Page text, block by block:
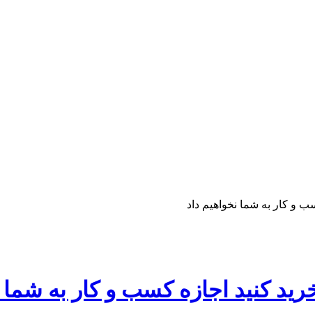
و کار به شما نخواهیم داد
کنید اجازه کسب و کار به شما